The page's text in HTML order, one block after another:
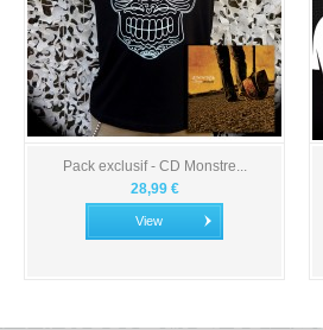
Pack exclusif - CD Monstre...
28,99 €
View